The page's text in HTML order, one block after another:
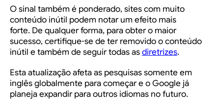
O sinal também é ponderado, sites com muito
conteúdo inútil podem notar um efeito mais
forte. De qualquer forma, para obter o maior
sucesso, certifique-se de ter removido o conteúdo
inútil e também de seguir todas asdiretrizes.
Esta atualizaçãoafeta as pesquisas somente em
inglês globalmente para começar e o Google já
planeja expandir paraoutros idiomas no futuro.